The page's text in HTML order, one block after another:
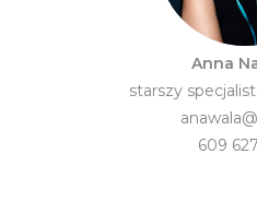
Anna
starszy
609